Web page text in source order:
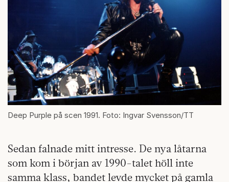
Deep Purple på scen 1991. Foto: Ingvar Svensson/TT
Sedan falnade mitt intresse. De nya låtarna
som kom i början av 1990-talet höll inte
samma klass, bandet levde mycket på gamla